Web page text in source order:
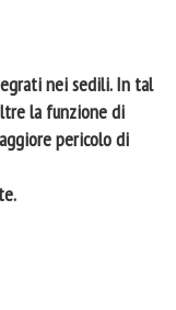
nei sedili. In tal
la funzione di
pericolo di